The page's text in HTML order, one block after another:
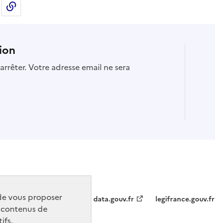
vous proposer
de
sur Linkedin
Partager sur Instagram
Votre adresse email ne sera
data.gouv.fr legifrance.gouv.fr